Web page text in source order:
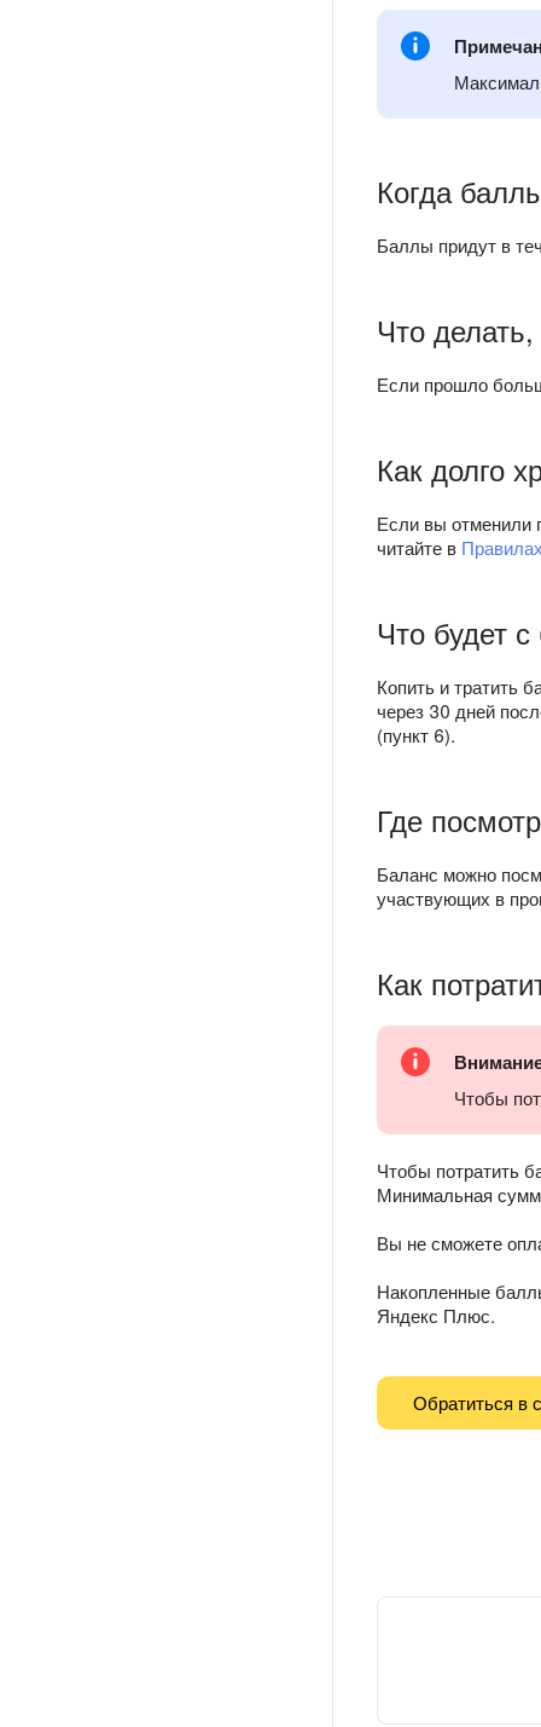
Когда
Баллы придут в
Что
Если прошло
Как долго
Если вы отменили
читайте в
Что будет
Копить и тратить
через 30 дней
(пункт 6).
Где
Баланс можно
участвующих в
Как
Чтобы
Чтобы потратить
Минимальная
Вы не сможете
Накопленные
Яндекс Плюс.
Обратиться в